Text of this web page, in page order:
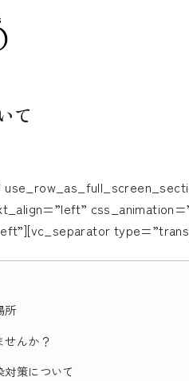
て
所
んか？
策について